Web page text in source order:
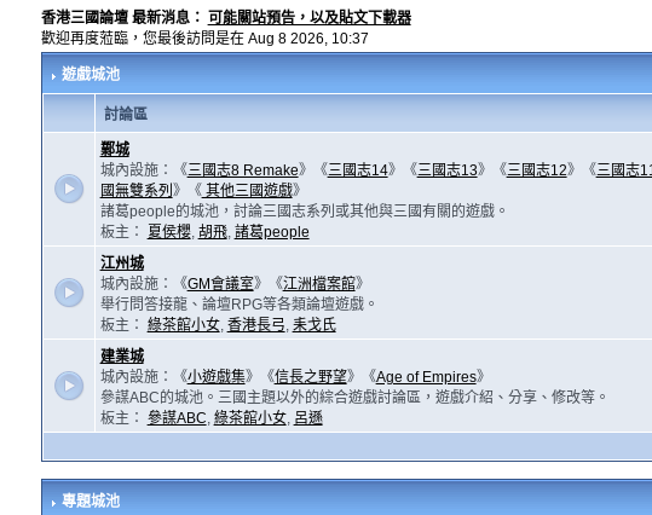
香港三國論壇 最新消息： 可能關站預告，以及貼文下載器
歡迎再度蒞臨，您最後訪問是在 Aug 8 2026, 10:37
遊戲城池
討論區
鄴城
城內設施：《三國志8 Remake》《三國志14》《三國志13》《三國志12》《三國志
國無雙系列 》《其他三國遊戲》
諸葛people的城池，討論三國志系列或其他與三國有關的遊戲。
板主：
夏侯櫻, 胡飛, 諸葛people
江州城
城內設施：《GM會議室》《江洲檔案館》
舉行問答接龍、論壇RPG等各類論壇遊戲。
板主： 綠茶館小女, 香港長弓, 耒戈氏
建業城
城內設施：《小遊戲集》《信長之野望》《Age of Empires》
參謀ABC的城池。三國主題以外的綜合遊戲討論區，遊戲介紹、分享、修改等。
板主： 參謀ABC, 綠茶館小女, 呂遜
專題城池